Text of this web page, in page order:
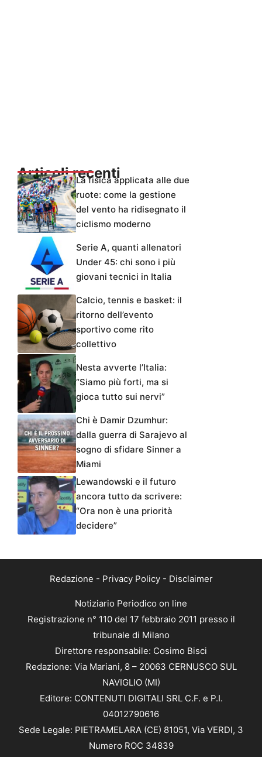
Articoli recentiLa fisica applicata alle due
ruote: come la gestione
del vento ha ridisegnato il
ciclismo moderno
Serie A, quanti allenatori
Under 45: chi sono i più
giovani tecnici in Italia
Calcio, tennis e basket: il
ritorno dell’evento
sportivo come rito
collettivo
Nesta avverte l’Italia:
“Siamo più forti, ma si
gioca tutto sui nervi”
Chi è Damir Dzumhur:
dalla guerra di Sarajevo al
sogno di sfidare Sinner a
Miami
Lewandowski e il futuro
ancora tutto da scrivere:
“Ora non è una priorità
decidere”
Redazione - Privacy Policy- Disclaimer
Notiziario Periodico on line
Registrazione n° 110 del 17 febbraio 2011 presso il
tribunale di Milano
Direttore responsabile: Cosimo Bisci
Redazione: Via Mariani, 8 – 20063 CERNUSCO SUL
NAVIGLIO (MI)
Editore: CONTENUTI DIGITALI SRL C.F. e P.I.
04012790616
Sede Legale: PIETRAMELARA (CE) 81051, Via VERDI, 3
Numero ROC 34839